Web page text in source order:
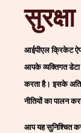
आईपीएल क्रिकेट
आपके व्यक्तिगत डेटा
करता है। इसके
नीतियों का पालन
आप यह सुनिश्चित